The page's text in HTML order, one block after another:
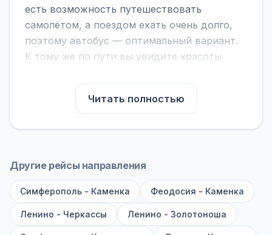
есть возможность путешествовать
самолётом, а поездом ехать очень долго,
поэтому автобус — оптимальный вариант.
К тому же по пути вы увидите красоты
На нашем сайте вы можете найти
расписание автобусов Старый Крым -
Смела, сравнить рейсы и выбрать
обратите внимание на микроавтобусы (8–18
большие автобусы (от 40 мест): у них лучше
подвеска и дорога ощущается меньше.
Читать полностью
Другие рейсы направления
Симферополь - Каменка Феодосия - Каменка
Ленино - Черкассы Ленино - Золотоноша